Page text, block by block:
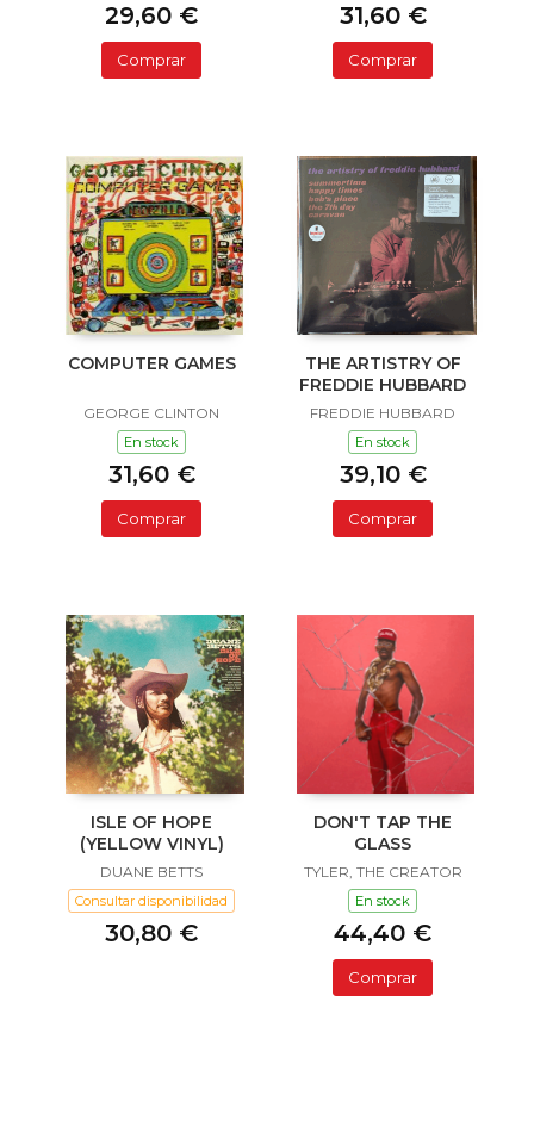
29,60 €
Comprar
31,60 €
Comprar
COMPUTER GAMES
GEORGE CLINTON
En stock
31,60 €
Comprar
THE ARTISTRY OF
FREDDIE HUBBARD
FREDDIE HUBBARD
En stock
39,10 €
Comprar
ISLE OF HOPE
(YELLOW VINYL)
DUANE BETTS
Consultar disponibilidad
30,80 €
DON'T TAP THE
GLASS
TYLER, THE CREATOR
En stock
44,40 €
Comprar